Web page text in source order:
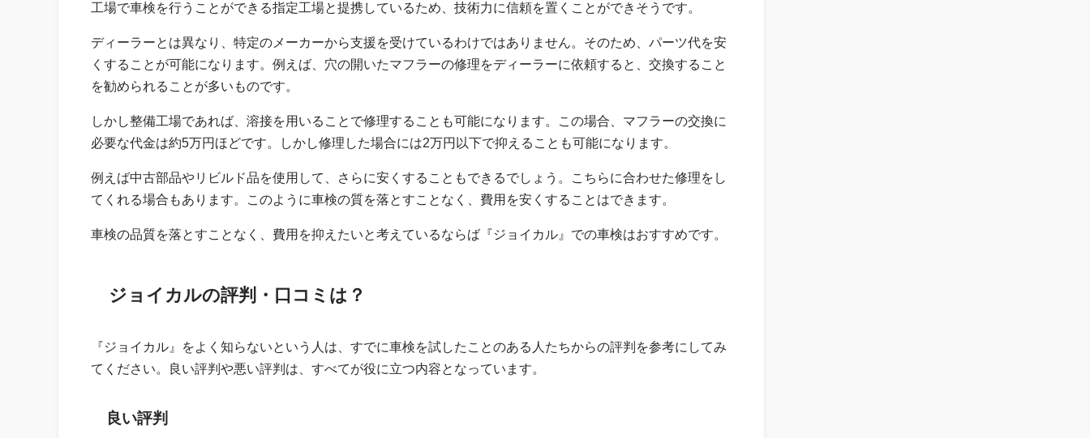
工場で車検を行うことができる指定工場と提携しているため、技術力に信頼を置くことができそうです。
ディーラーとは異なり、特定のメーカーから支援を受けているわけではありません。そのため、パーツ代を安
くすることが可能になります。例えば、穴の開いたマフラーの修理をディーラーに依頼すると、交換すること
を勧められることが多いものです。
しかし整備工場であれば、溶接を用いることで修理することも可能になります。この場合、マフラーの交換に
必要な代金は約5万円ほどです。しかし修理した場合には2万円以下で抑えることも可能になります。
例えば中古部品やリビルド品を使用して、さらに安くすることもできるでしょう。こちらに合わせた修理をし
てくれる場合もあります。このように車検の質を落とすことなく、費用を安くすることはできます。
車検の品質を落とすことなく、費用を抑えたいと考えているならば『ジョイカル』での車検はおすすめです。
ジョイカルの評判・口コミは？
『ジョイカル』をよく知らないという人は、すでに車検を試したことのある人たちからの評判を参考にしてみ
てください。良い評判や悪い評判は、すべてが役に立つ内容となっています。
良い評判